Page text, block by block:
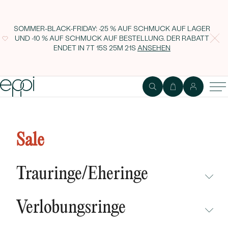
SOMMER-BLACK-FRIDAY: -25 % AUF SCHMUCK AUF LAGER
UND -10 % AUF SCHMUCK AUF BESTELLUNG. DER RABATT
ENDET IN 7T 15S 25M 20S ANSEHEN
Sale
Trauringe/Eheringe
NEUHEITEN
Verlobungsringe
Anhänger aus Roségold Electrah